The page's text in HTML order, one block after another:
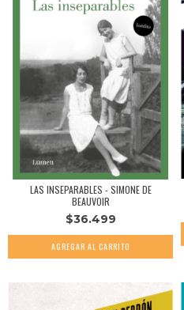
LAS INSEPARABLES - SIMONE DE
BEAUVOIR
$36.499